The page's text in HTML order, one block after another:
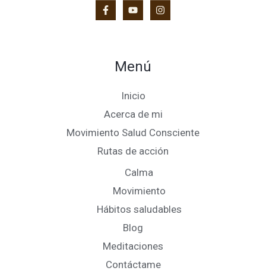
Menú
Inicio
Acerca de mi
Movimiento Salud Consciente
Rutas de acción
Calma
Movimiento
Hábitos saludables
Blog
Meditaciones
Contáctame